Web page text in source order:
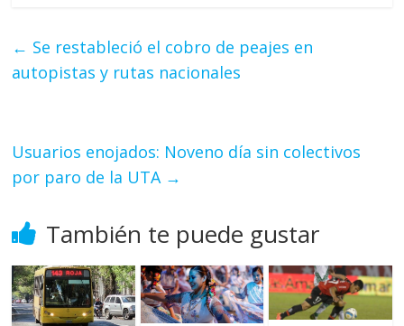
← Se restableció el cobro de peajes en
autopistas y rutas nacionales
Usuarios enojados: Noveno día sin colectivos
por paro de la UTA →
También te puede gustar